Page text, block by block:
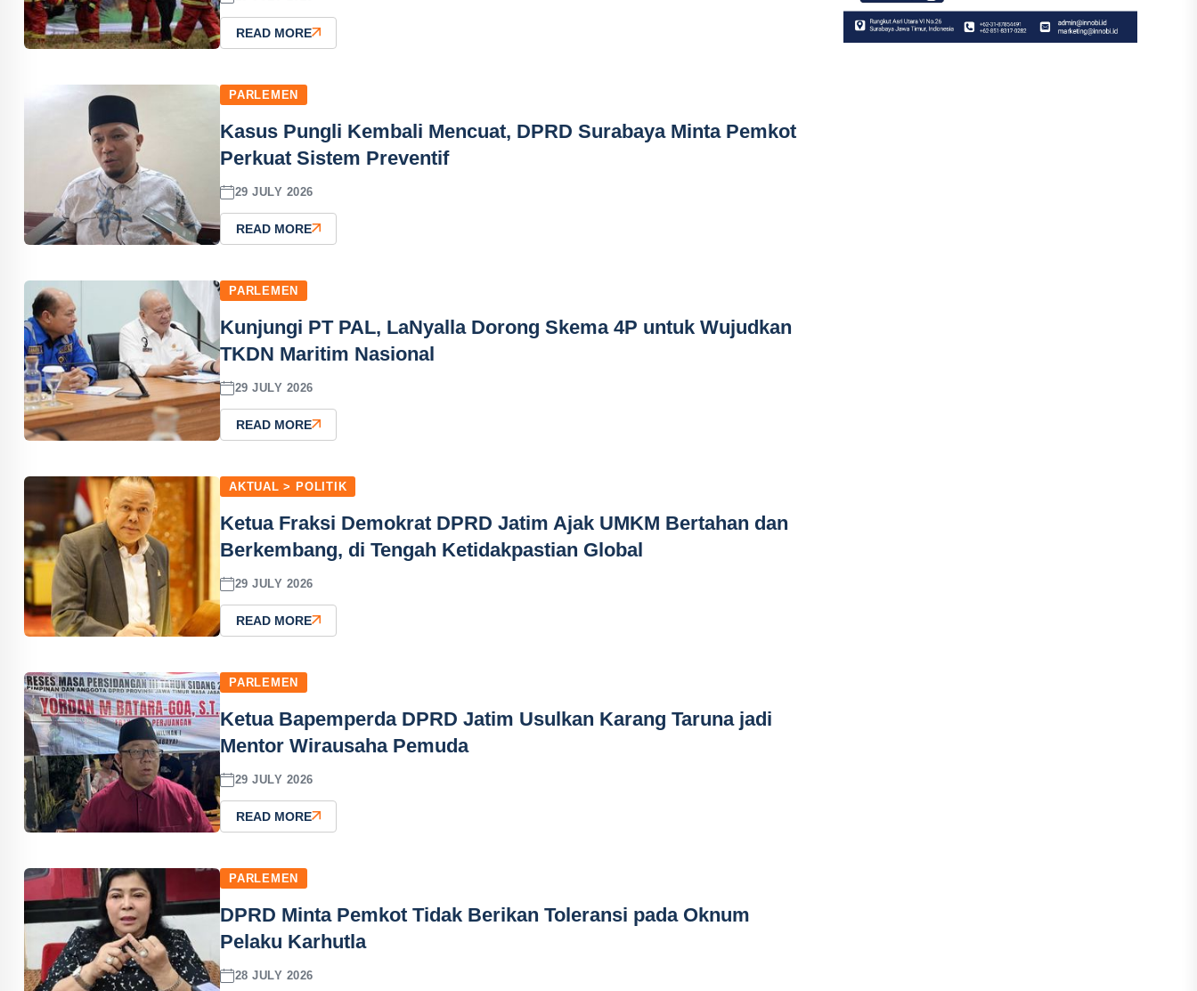
READ MORE
PARLEMEN
Kasus Pungli Kembali Mencuat, DPRD Surabaya Minta Pemkot
Perkuat Sistem Preventif
29 JULY 2026
READ MORE
PARLEMEN
Kunjungi PT PAL, LaNyalla Dorong Skema 4P untuk Wujudkan
TKDN Maritim Nasional
29 JULY 2026
READ MORE
AKTUAL > POLITIK
Ketua Fraksi Demokrat DPRD Jatim Ajak UMKM Bertahan dan
Berkembang, di Tengah Ketidakpastian Global
29 JULY 2026
READ MORE
PARLEMEN
Ketua Bapemperda DPRD Jatim Usulkan Karang Taruna jadi
Mentor Wirausaha Pemuda
29 JULY 2026
READ MORE
PARLEMEN
DPRD Minta Pemkot Tidak Berikan Toleransi pada Oknum
Pelaku Karhutla
28 JULY 2026